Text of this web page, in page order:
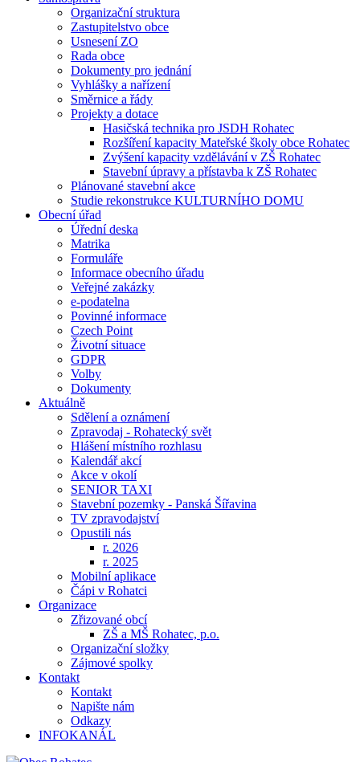
Organizační struktura
Zastupitelstvo obce
Usnesení ZO
Rada obce
Dokumenty pro jednání
Vyhlášky a nařízení
Směrnice a řády
Projekty a dotace
Hasičská technika pro JSDH Rohatec
Rozšíření kapacity Mateřské školy obce Rohatec
Zvýšení kapacity vzdělávání v ZŠ Rohatec
Stavební úpravy a přístavba k ZŠ Rohatec
Plánované stavební akce
Studie rekonstrukce KULTURNÍHO DOMU
Obecní úřad
Úřední deska
Matrika
Formuláře
Informace obecního úřadu
Veřejné zakázky
e-podatelna
Povinné informace
Czech Point
Životní situace
GDPR
Volby
Dokumenty
Aktuálně
Sdělení a oznámení
Zpravodaj - Rohatecký svět
Hlášení místního rozhlasu
Kalendář akcí
Akce v okolí
SENIOR TAXI
Stavební pozemky - Panská Šířavina
TV zpravodajství
Opustili nás
r. 2026
r. 2025
Mobilní aplikace
Čápi v Rohatci
Organizace
Zřizované obcí
ZŠ a MŠ Rohatec, p.o.
Organizační složky
Zájmové spolky
Kontakt
Kontakt
Napište nám
Odkazy
INFOKANÁL